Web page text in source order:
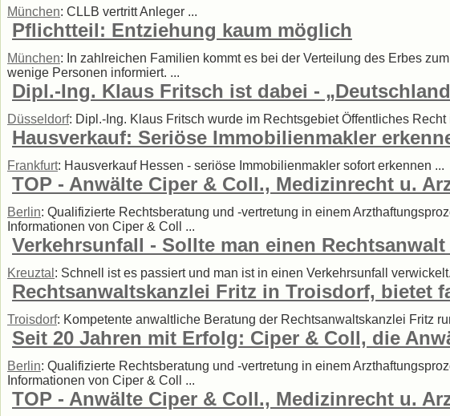
München: CLLB vertritt Anleger ...
Pflichtteil: Entziehung kaum möglich
München: In zahlreichen Familien kommt es bei der Verteilung des Erbes
wenige Personen informiert. ...
Dipl.-Ing. Klaus Fritsch ist dabei -
Düsseldorf: Dipl.-Ing. Klaus Fritsch wurde im Rechtsgebiet Öffentliches
Hausverkauf: Seriöse Immobilienmakler
Frankfurt: Hausverkauf Hessen - seriöse Immobilienmakler sofort erkennen ...
TOP - Anwälte Ciper & Coll., Medizinrecht u.
Berlin: Qualifizierte Rechtsberatung und -vertretung in einem
Informationen von Ciper & Coll ...
Verkehrsunfall - Sollte man einen
Kreuztal : Schnell ist es passiert und man ist in einen Verkehrsunfall
Rechtsanwaltskanzlei Fritz in Troisdorf, bietet
Troisdorf: Kompetente anwaltliche Beratung der Rechtsanwaltskanzlei Fritz
Seit 20 Jahren mit Erfolg: Ciper & Coll, die
Berlin: Qualifizierte Rechtsberatung und -vertretung in einem
Informationen von Ciper & Coll ...
TOP - Anwälte Ciper & Coll., Medizinrecht u.